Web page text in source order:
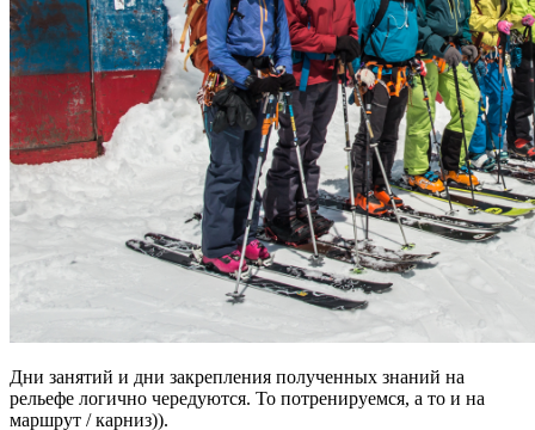
Дни занятий и дни закрепления полученных знаний на
рельефе логично чередуются. То потренируемся, а то и на
маршрут / карниз)).